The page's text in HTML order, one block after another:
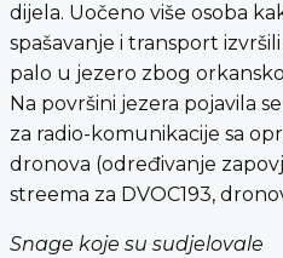
dijela. Uočeno više osoba
spašavanje i transport
palo u jezero zbog
Na površini jezera pojavila
za radio-komunikacije sa
dronova (određivanje
streema za DVOC193,
Snage koje su sudjelovale